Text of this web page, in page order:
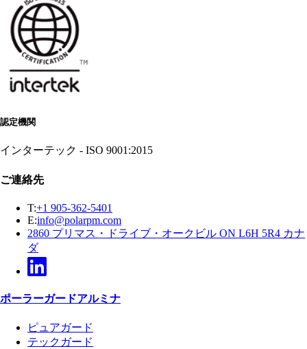
認定機関
インターテック - ISO 9001:2015
ご連絡先
T:+1 905-362-5401
E:info@polarpm.com
2860 プリマス・ドライブ・オークビル ON L6H 5R4 カナ
ダ
ポーラーガードアルミナ
ピュアガード
テックガード